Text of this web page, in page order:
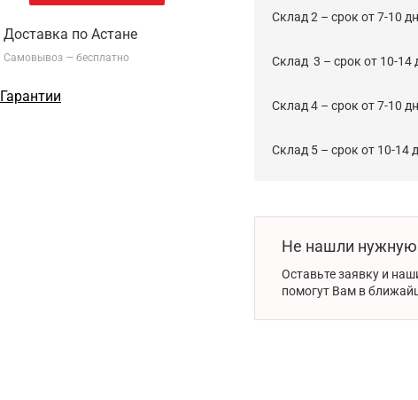
Доставка по Астане
Самовывоз — бесплатно
Гарантии
Склад 2 – срок от 7-10
Cклад 3 – срок от 10-14
Склад 4 – срок от 7-10
Склад 5 – срок от 10-14
Не нашли нужную
Оставьте заявку и
помогут Вам в